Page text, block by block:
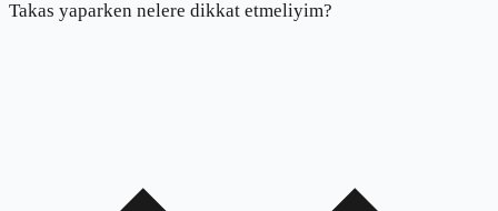
Takas yaparken nelere dikkat etmeliyim?